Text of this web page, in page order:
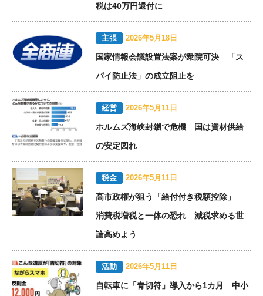
税は40万円還付に
主張 2026年5月18日
国家情報会議設置法案が衆院可決 「ス
パイ防止法」の成立阻止を
経営 2026年5月11日
ホルムズ海峡封鎖で危機 国は資材供給
の安定図れ
税金 2026年5月11日
高市政権が狙う「給付付き税額控除」
消費税増税と一体の恐れ 減税求める世
論高めよう
活動 2026年5月11日
自転車に「青切符」導入から1カ月 中小